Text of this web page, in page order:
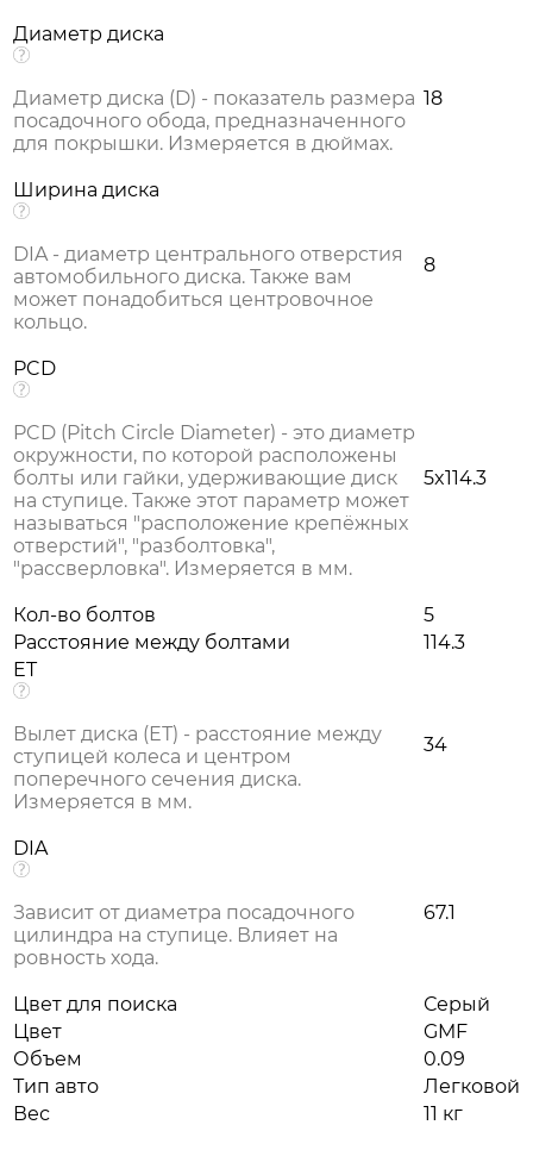
Диаметр диска
Диаметр диска (D) - показатель размера
посадочного обода, предназначенного
для покрышки. Измеряется в дюймах.
18
Ширина диска
DIA - диаметр центрального отверстия
автомобильного диска. Также вам
может понадобиться центровочное
кольцо.
8
PCD
PCD (Pitch Circle Diameter) - это диаметр
окружности, по которой расположены
болты или гайки, удерживающие диск
на ступице. Также этот параметр может
называться "расположение крепёжных
отверстий", "разболтовка",
"рассверловка". Измеряется в мм.
5x114.3
Кол-во болтов
5
Расстояние между болтами
114.3
ET
Вылет диска (ЕТ) - расстояние между
ступицей колеса и центром
поперечного сечения диска.
Измеряется в мм.
34
DIA
Зависит от диаметра посадочного
цилиндра на ступице. Влияет на
ровность хода.
67.1
Цвет для поиска
Серый
Цвет
GMF
Объем
0.09
Тип авто
Легковой
Вес
11 кг